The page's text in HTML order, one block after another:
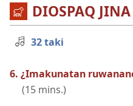
DIOSPAQ
32 taki
6. ¿Imakunatan
(15 mins.)